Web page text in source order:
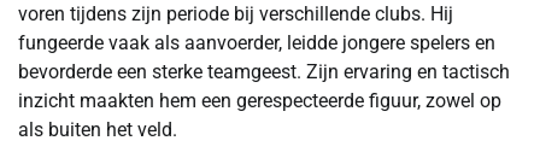
voren tijdens zijn periode bij verschillende clubs. Hij
fungeerde vaak als aanvoerder, leidde jongere spelers en
bevorderde een sterke teamgeest. Zijn ervaring en tactisch
inzicht maakten hem een gerespecteerde figuur, zowel op
als buiten het veld.